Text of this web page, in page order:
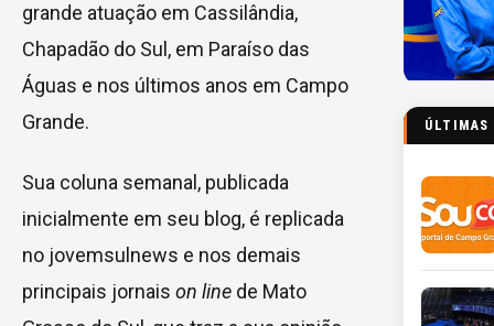
grande atuação em Cassilândia,
Chapadão do Sul, em Paraíso das
Águas e nos últimos anos em Campo
Grande.
Sua coluna semanal, publicada
inicialmente em seu blog, é replicada
no jovemsulnews e nos demais
principais jornais on line de Mato